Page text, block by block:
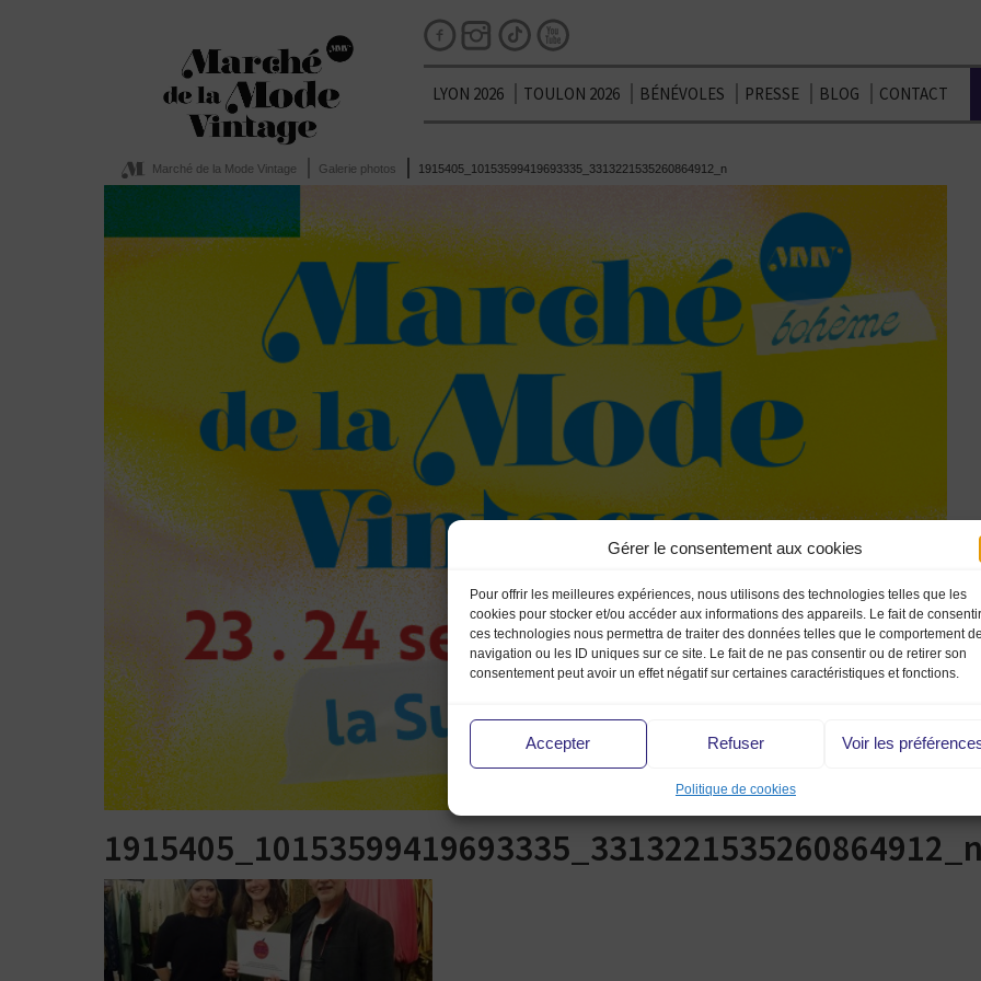
Gérer le consentement aux cookies
Pour offrir les meilleures expériences, nous utilisons des technologies telles que les
cookies pour stocker et/ou accéder aux informations des appareils. Le fait de
ces technologies nous permettra de traiter des données telles que le comportement de
navigation ou les ID uniques sur ce site. Le fait de ne pas consentir ou de retirer son
consentement peut avoir un effet négatif sur certaines caractéristiques et fonctions.
Accepter Refuser Voir les
Politique de cookies
LYON 2026 TOULON 2026 BÉNÉVOLES PRESSE BLOG CONTACT
Marché de la Mode Vintage Galerie photos 1915405_10153599419693335_3313221535260864912_n
1915405_10153599419693335_3313221535260864912_n